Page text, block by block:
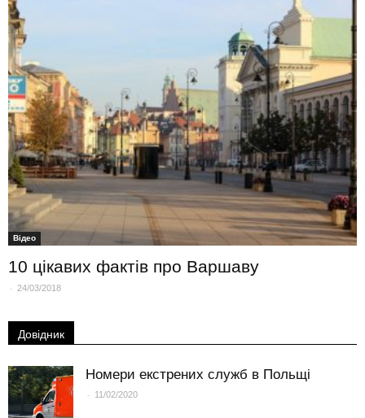
Вiдео
10 цікавих фактів про Варшаву
- 24/03/2018
Довідник
Номери екстрених служб в Польщі
- 11/02/2020